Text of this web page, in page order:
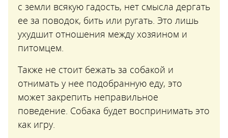
с земли всякую гадость, нет смысла дергать
ее за поводок, бить или ругать. Это лишь
ухудшит отношения между хозяином и
питомцем.
Также не стоит бежать за собакой и
отнимать у нее подобранную еду, это
может закрепить неправильное
поведение. Собака будет воспринимать это
как игру.